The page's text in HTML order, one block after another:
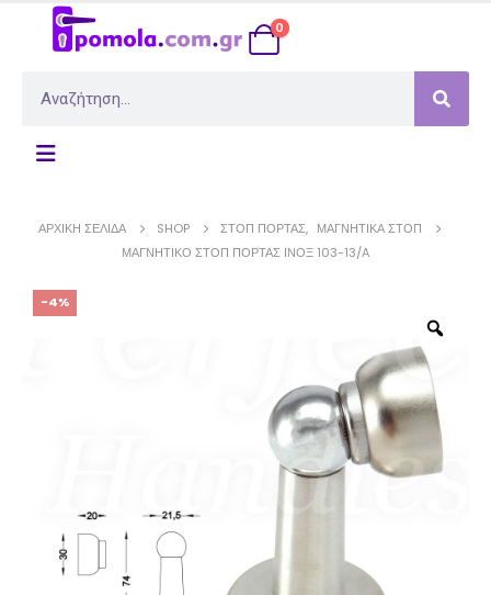
0
ΑΡΧΙΚΉ ΣΕΛΊΔΑ SHOP ΣΤΌΠ ΠΌΡΤΑΣ, ΜΑΓΝΗΤΙΚΆ ΣΤΌΠ
ΜΑΓΝΗΤΙΚΌ ΣΤΟΠ ΠΌΡΤΑΣ ΊΝΟΞ 103-13/A
-4%